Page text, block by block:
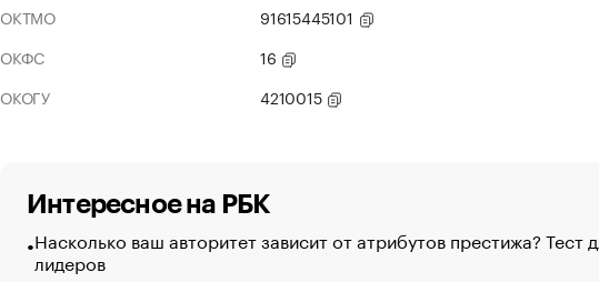
ОКТМО
91615445101
ОКФС
16
ОКОГУ
4210015
Интересное на РБК
Насколько ваш авторитет зависит от атрибутов престижа? Тест
лидеров